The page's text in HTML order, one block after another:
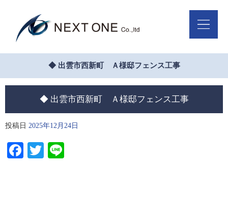
◆ 出雲市西新町 Ａ様邸フェンス工事
◆ 出雲市西新町 Ａ様邸フェンス工事
投稿日 2025年12月24日
Facebook
Twitter